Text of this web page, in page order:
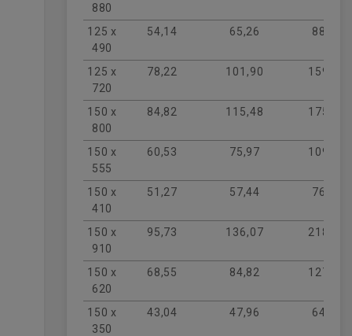
880
125 x
490
54,14 65,26 88,52
125 x
720
78,22 101,90 159,34
150 x
800
84,82 115,48 175,17
150 x
555
60,53 75,97 109,71
150 x
410
51,27 57,44 76,79
150 x
910
95,73 136,07 218,82
150 x
620
68,55 84,82 127,44
150 x
350
43,04 47,96 64,43